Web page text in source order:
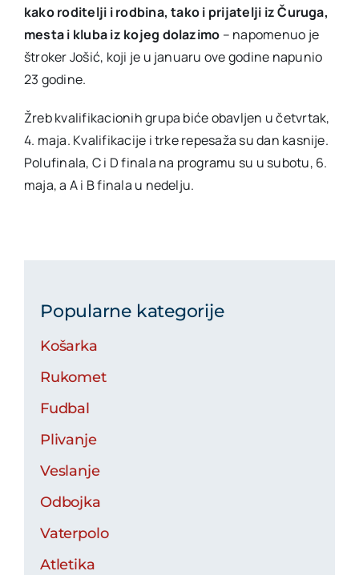
kako roditelji i rodbina, tako i prijatelji iz Čuruga,
mesta i kluba iz kojeg dolazimo – napomenuo je
štroker Jošić, koji je u januaru ove godine napunio
23 godine.
Žreb kvalifikacionih grupa biće obavljen u četvrtak,
4. maja. Kvalifikacije i trke repesaža su dan kasnije.
Polufinala, C i D finala na programu su u subotu, 6.
maja, a A i B finala u nedelju.
Popularne kategorije
Košarka
Rukomet
Fudbal
Plivanje
Veslanje
Odbojka
Vaterpolo
Atletika